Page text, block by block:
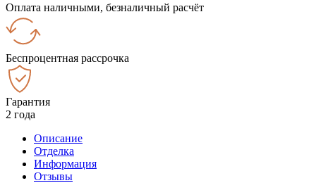
Оплата наличными, безналичный расчёт
Беспроцентная рассрочка
Гарантия
2 года
Описание
Отделка
Информация
Отзывы